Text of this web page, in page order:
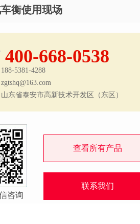
衡使用现场
400-668-0538
5381-4288
东省泰安市高新技术开发区（东区）
咨询
查看所有产品
联系我们